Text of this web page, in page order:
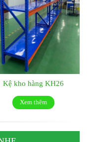
Kệ kho hàng KH26
Xem thêm